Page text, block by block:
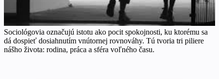
Sociológovia označujú istotu ako pocit spokojnosti, ku ktorému sa
dá dospieť dosiahnutím vnútornej rovnováhy. Tú tvoria tri piliere
nášho života: rodina, práca a sféra voľného času.